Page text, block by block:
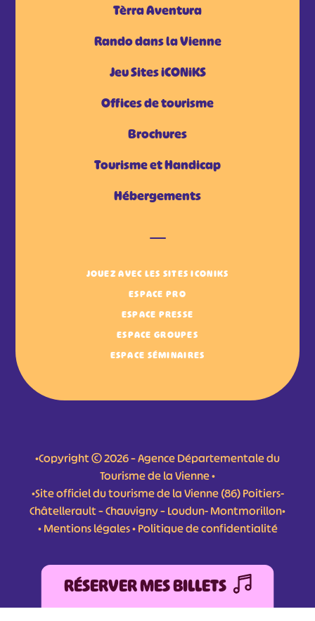
Tèrra Aventura
Rando dans la Vienne
Jeu Sites iCONiKS
Offices de tourisme
Brochures
Tourisme et Handicap
Hébergements
JOUEZ AVEC LES SITES ICONIKS
ESPACE PRO
ESPACE PRESSE
ESPACE GROUPES
ESPACE SÉMINAIRES
•Copyright © 2026 – Agence Départementale du
Tourisme de la Vienne •
•Site officiel du tourisme de la Vienne (86) Poitiers-
Châtellerault – Chauvigny – Loudun- Montmorillon•
•Mentions légales•Politique de confidentialité
RÉSERVER MES BILLETS